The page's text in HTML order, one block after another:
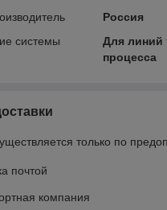
Россия
системы
Для линий
процесса
только по
почтой
компания